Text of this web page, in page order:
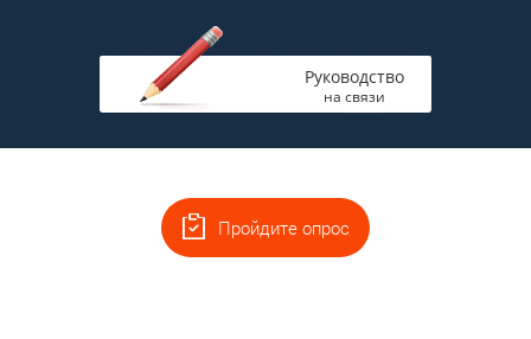
Руководство
на связи
Пройдите опрос